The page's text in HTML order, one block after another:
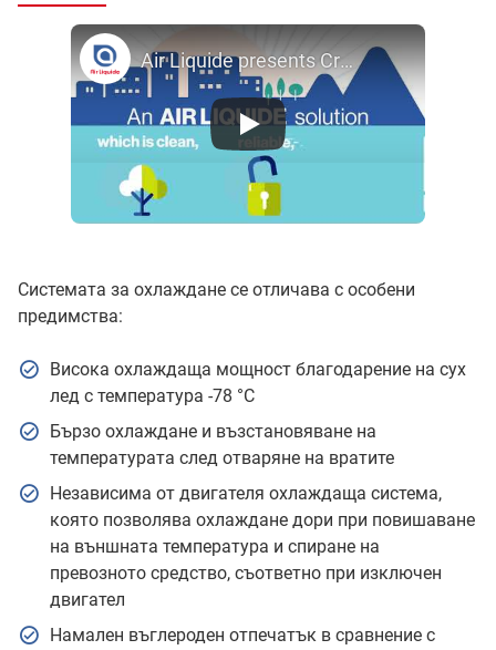
Air Liquide presents Cryocity™
Системата за охлаждане се отличава с особени
предимства:
Висока охлаждаща мощност благодарение на сух
лед с температура -78 °C
Бързо охлаждане и възстановяване на
температурата след отваряне на вратите
Независима от двигателя охлаждаща система,
която позволява охлаждане дори при повишаване
на външната температура и спиране на
превозното средство, съответно при изключен
двигател
Намален въглероден отпечатък в сравнение с